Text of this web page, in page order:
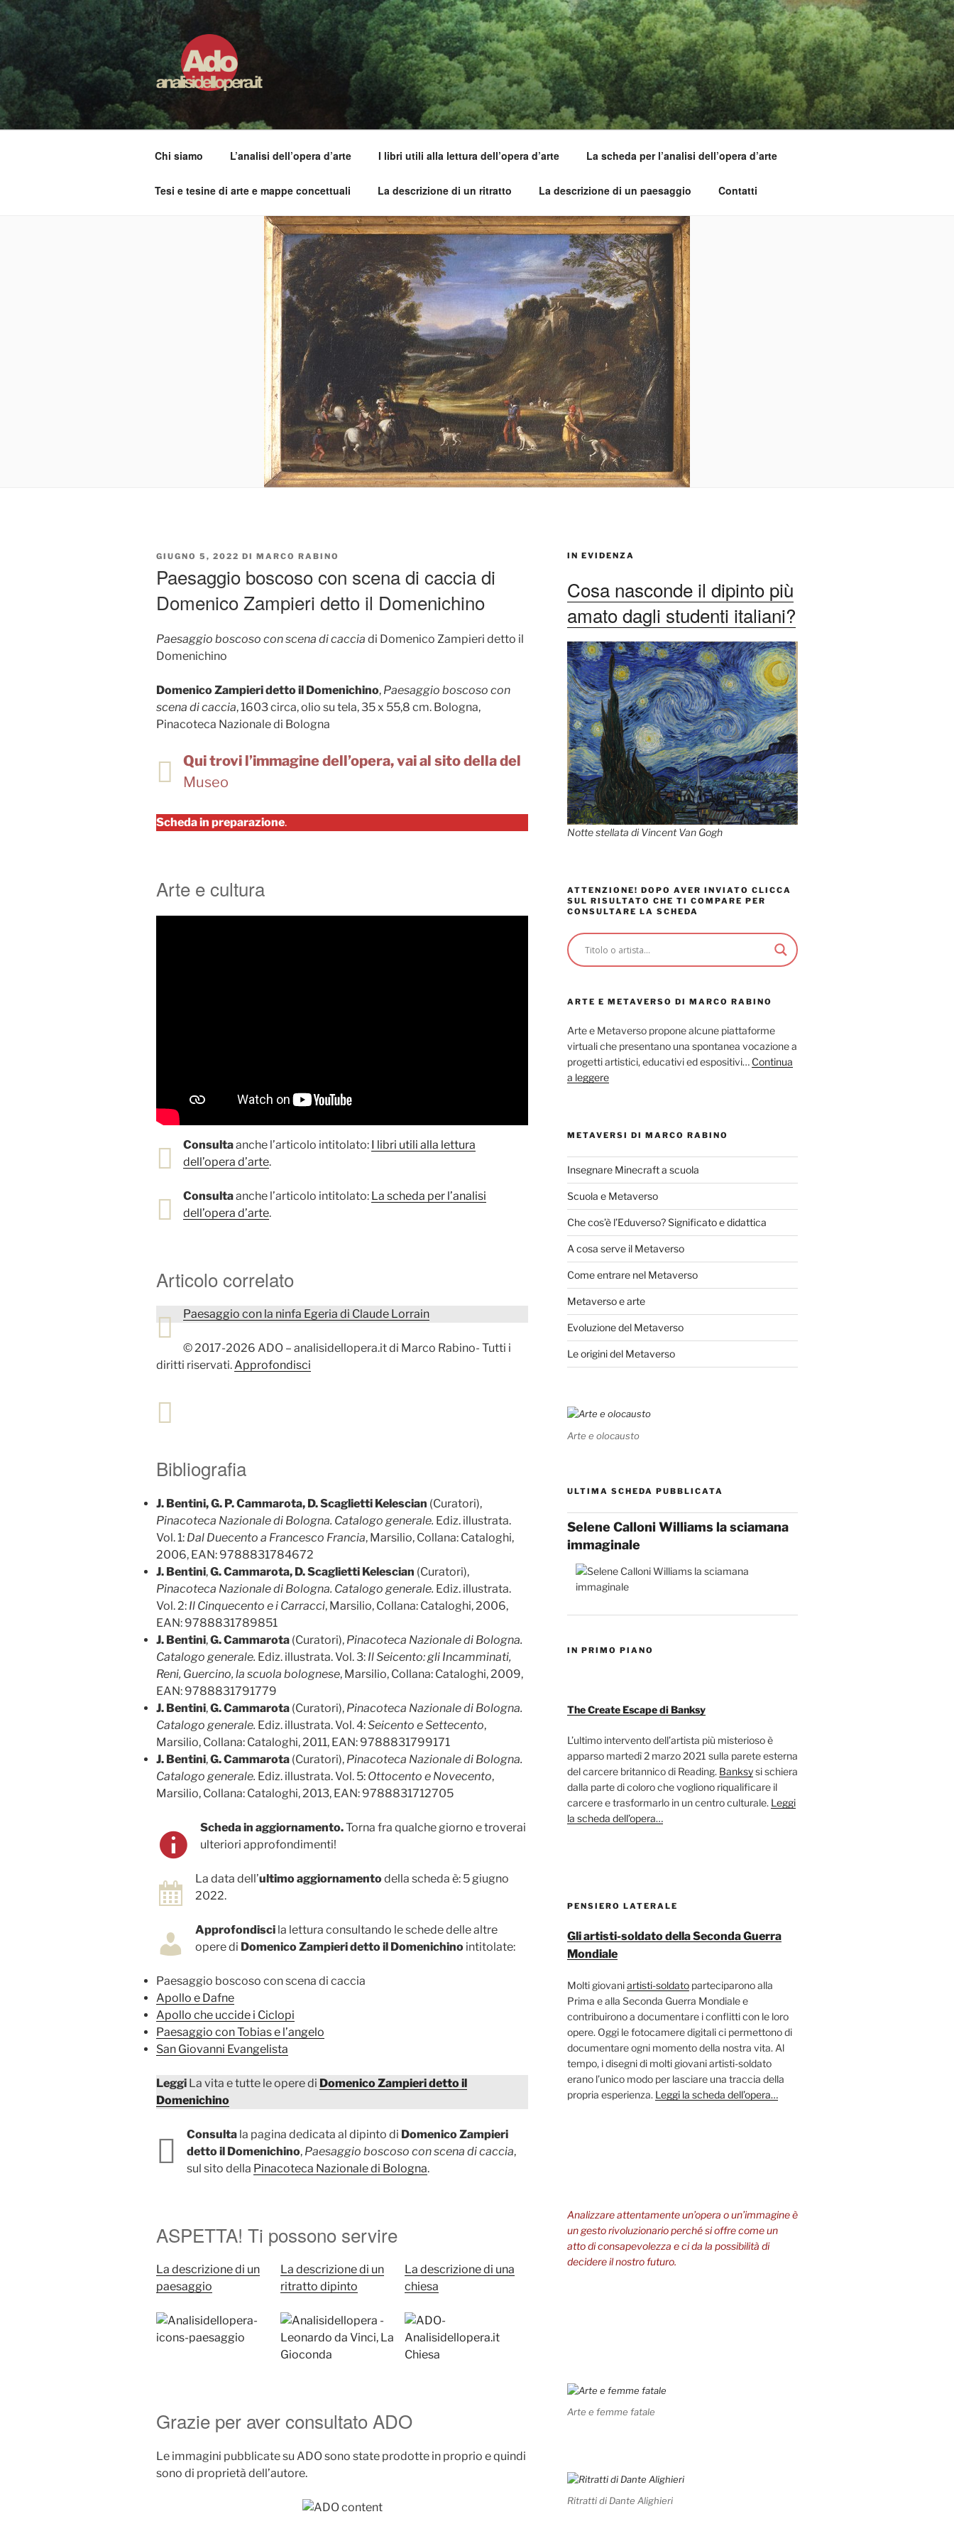
Salta
al
contenuto
ADO ANALISI DELL'OPERA
Osservare le opere d'arte per capirle e imparare ad amarle
Chi siamo L’analisi dell’opera d’arte I libri utili alla lettura dell’opera d’arte La scheda per l’analisi dell’opera d’arte
Tesi e tesine di arte e mappe concettuali La descrizione di un ritratto La descrizione di un paesaggio Contatti
PUBBLICATO
GIUGNO 5, 2022 DI MARCO RABINO
Paesaggio boscoso con scena di caccia di
Domenico Zampieri detto il Domenichino
Paesaggio boscoso con scena di caccia di Domenico Zampieri detto il
Domenichino
Domenico Zampieri detto il Domenichino, Paesaggio boscoso con
scena di caccia, 1603 circa, olio su tela, 35 x 55,8 cm. Bologna,
Pinacoteca Nazionale di Bologna
Qui trovi l’immagine dell’opera, vai al sito della del
Museo
Scheda in preparazione.
Arte e cultura
Consultaanche l’articolo intitolato: I libri utili alla lettura
dell’opera d’arte.
Consultaanche l’articolo intitolato: La scheda per l’analisi
dell’opera d’arte.
Articolo correlato
Paesaggio con la ninfa Egeria di Claude Lorrain
© 2017-2026 ADO – analisidellopera.it di Marco Rabino- Tutti i
diritti riservati.Approfondisci
Bibliografia
J. Bentini, G. P. Cammarota, D. Scaglietti Kelescian (Curatori),
Pinacoteca Nazionale di Bologna. Catalogo generale. Ediz. illustrata.
Vol. 1: Dal Duecento a Francesco Francia, Marsilio, Collana: Cataloghi,
2006, EAN: 9788831784672
J. Bentini,G. Cammarota, D. Scaglietti Kelescian (Curatori),
Pinacoteca Nazionale di Bologna. Catalogo generale. Ediz. illustrata.
Vol. 2: Il Cinquecento e i Carracci, Marsilio, Collana: Cataloghi, 2006,
EAN: 9788831789851
J. Bentini,G. Cammarota (Curatori), Pinacoteca Nazionale di Bologna.
Catalogo generale. Ediz. illustrata. Vol. 3: Il Seicento: gli Incamminati,
Reni, Guercino, la scuola bolognese, Marsilio, Collana: Cataloghi, 2009,
EAN: 9788831791779
J. Bentini,G. Cammarota (Curatori), Pinacoteca Nazionale di Bologna.
Catalogo generale. Ediz. illustrata. Vol. 4:Seicento e Settecento,
Marsilio, Collana: Cataloghi, 2011, EAN: 9788831799171
J. Bentini,G. Cammarota (Curatori), Pinacoteca Nazionale di Bologna.
Catalogo generale. Ediz. illustrata. Vol. 5: Ottocento e Novecento,
Marsilio, Collana: Cataloghi, 2013, EAN: 9788831712705
Scheda in aggiornamento.Torna fra qualche giorno e troverai
ulteriori approfondimenti!
La data dell’ultimo aggiornamentodella scheda è: 5 giugno
2022.
Approfondisci la lettura consultando le schede delle altre
opere di Domenico Zampieri detto il Domenichino intitolate:
Paesaggio boscoso con scena di caccia
Apollo e Dafne
Apollo che uccide i Ciclopi
Paesaggio con Tobias e l’angelo
San Giovanni Evangelista
Leggi La vita e tutte le opere di Domenico Zampieri detto il
Domenichino
Consulta la pagina dedicata al dipinto di Domenico Zampieri
detto il Domenichino, Paesaggio boscoso con scena di caccia,
sul sito della Pinacoteca Nazionale di Bologna.
ASPETTA! Ti possono servire
La descrizione di un
paesaggio
La descrizione di un
ritratto dipinto
La descrizione di una
chiesa
Grazie per aver consultato ADO
Le immagini pubblicate su ADO sono state prodotte in proprio e quindi
sono di proprietà dell’autore.
IN EVIDENZA
Cosa nasconde il dipinto più
amato dagli studenti italiani?
Notte stellata di Vincent Van Gogh
ATTENZIONE! DOPO AVER INVIATO CLICCA
SUL RISULTATO CHE TI COMPARE PER
CONSULTARE LA SCHEDA
ARTE E METAVERSO DI MARCO RABINO
Arte e Metaverso propone alcune piattaforme
virtuali che presentano una spontanea vocazione a
progetti artistici, educativi ed espositivi… Continua
a leggere
METAVERSI DI MARCO RABINO
Insegnare Minecraft a scuola
Scuola e Metaverso
Che cos’è l’Eduverso? Significato e didattica
A cosa serve il Metaverso
Come entrare nel Metaverso
Metaverso e arte
Evoluzione del Metaverso
Le origini del Metaverso
Arte e olocausto
ULTIMA SCHEDA PUBBLICATA
Selene Calloni Williams la sciamana
immaginale
IN PRIMO PIANO
The Create Escape di Banksy
L’ultimo intervento dell’artista più misterioso è
apparso martedì 2 marzo 2021 sulla parete esterna
del carcere britannico di Reading. Banksysi schiera
dalla parte di coloro che vogliono riqualificare il
carcere e trasformarlo in un centro culturale. Leggi
la scheda dell’opera…
PENSIERO LATERALE
Gli artisti-soldato della Seconda Guerra
Mondiale
Molti giovaniartisti-soldatoparteciparono alla
Prima e alla Seconda Guerra Mondiale e
contribuirono a documentare i conflitti con le loro
opere. Oggi le fotocamere digitali ci permettono di
documentare ogni momento della nostra vita. Al
tempo, i disegni di molti giovani artisti-soldato
erano l’unico modo per lasciare una traccia della
propria esperienza. Leggi la scheda dell’opera…
Analizzare attentamente un’opera o un’immagine è
un gesto rivoluzionario perché si offre come un
atto di consapevolezza e ci da la possibilità di
decidere il nostro futuro.
Arte e femme fatale
Ritratti di Dante Alighieri